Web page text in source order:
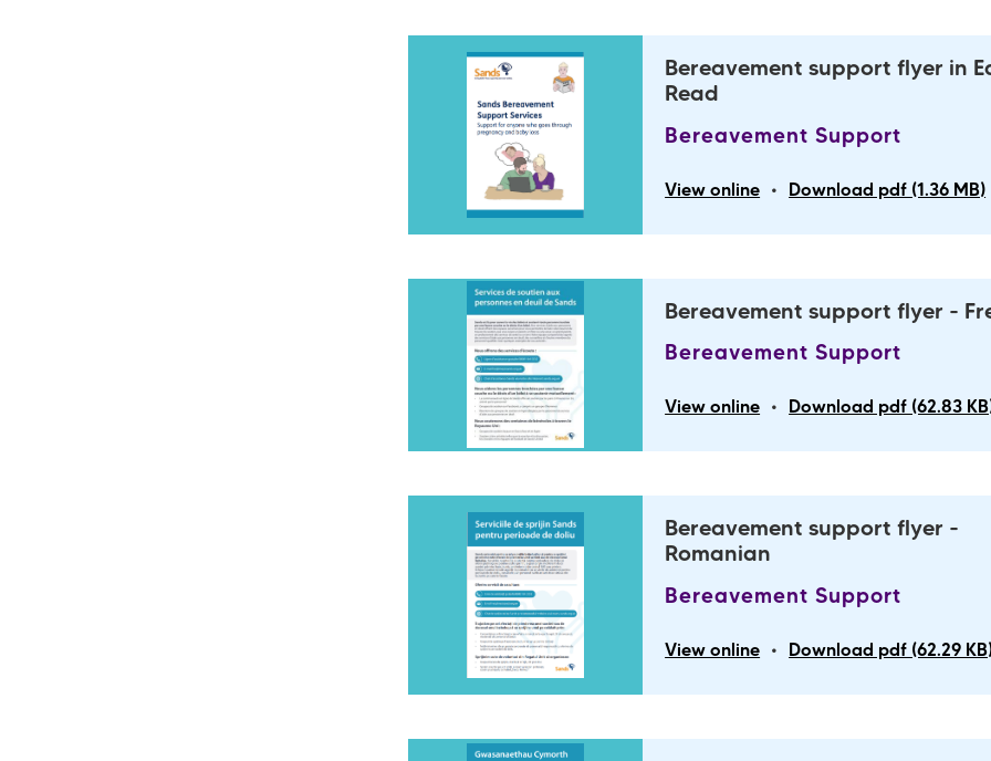
Bereavement support flyer in
Read
Bereavement Support
View online • Download pdf (1.36 MB)
Bereavement support flyer -
Bereavement Support
View online • Download pdf (62.83
Bereavement support flyer -
Romanian
Bereavement Support
View online • Download pdf (62.29